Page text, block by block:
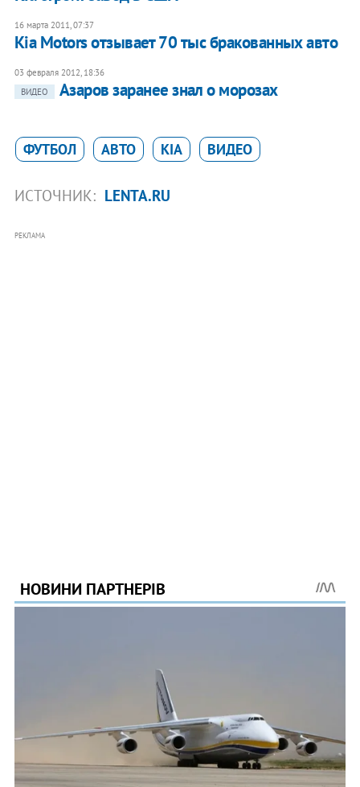
16 марта 2011, 07:37
Kia Motors отзывает 70 тыс бракованных авто
03 февраля 2012, 18:36
ВИДЕО
Азаров заранее знал о морозах
ФУТБОЛ АВТО KIA ВИДЕО
ИСТОЧНИК: LENTA.RU
РЕКЛАМА